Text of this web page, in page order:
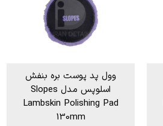
وول پد پوست بره بنفش
اسلوپس مدل Slopes
Lambskin Polishing Pad
130mm